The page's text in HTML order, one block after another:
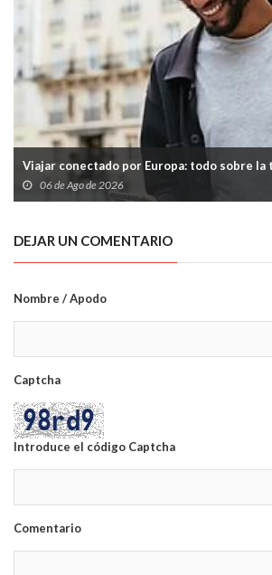
Viajar conectado por Europa: todo sobre la
06 de Ago de 2026
DEJAR UN COMENTARIO
Nombre / Apodo
Captcha
Introduce el código Captcha
Comentario